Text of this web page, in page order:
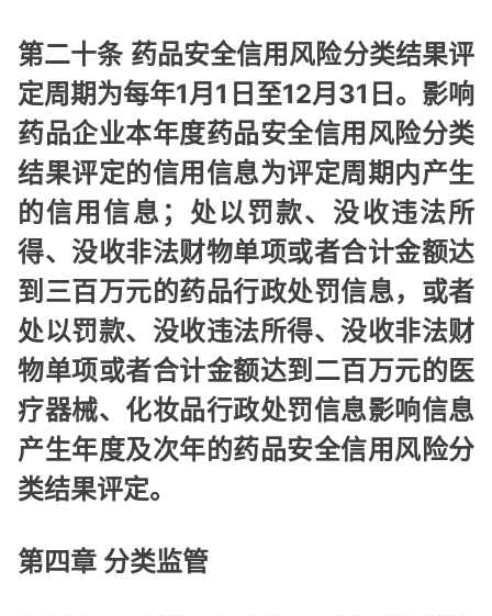
第二十条 药品安全信用风险分类结果评
定周期为每年1月1日至12月31日。影响
药品企业本年度药品安全信用风险分类
结果评定的信用信息为评定周期内产生
的信用信息；处以罚款、没收违法所
得、没收非法财物单项或者合计金额达
到三百万元的药品行政处罚信息，或者
处以罚款、没收违法所得、没收非法财
物单项或者合计金额达到二百万元的医
疗器械、化妆品行政处罚信息影响信息
产生年度及次年的药品安全信用风险分
类结果评定。
第四章 分类监管